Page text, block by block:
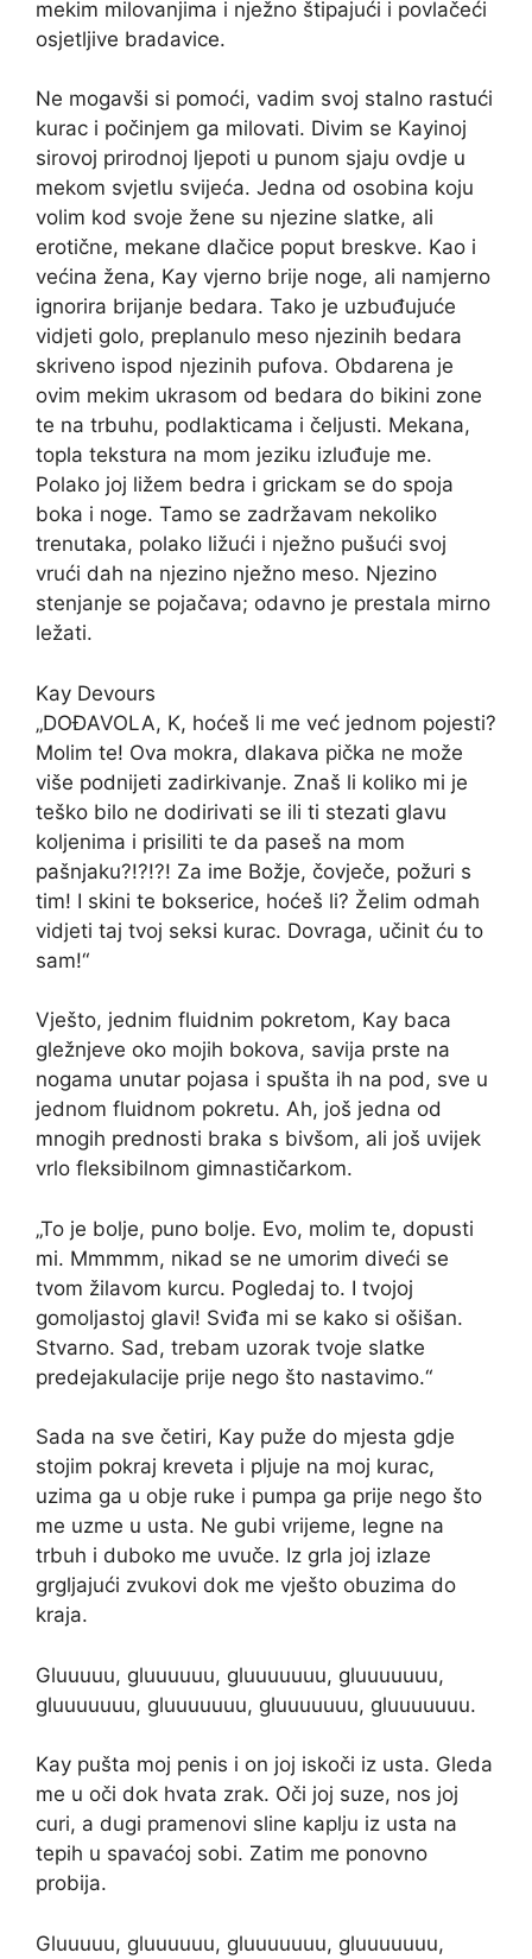
mekim milovanjima i nježno štipajući i povlačeći
osjetljive bradavice.
Ne mogavši ​​si pomoći, vadim svoj stalno rastući
kurac i počinjem ga milovati. Divim se Kayinoj
sirovoj prirodnoj ljepoti u punom sjaju ovdje u
mekom svjetlu svijeća. Jedna od osobina koju
volim kod svoje žene su njezine slatke, ali
erotične, mekane dlačice poput breskve. Kao i
većina žena, Kay vjerno brije noge, ali namjerno
ignorira brijanje bedara. Tako je uzbuđujuće
vidjeti golo, preplanulo meso njezinih bedara
skriveno ispod njezinih pufova. Obdarena je
ovim mekim ukrasom od bedara do bikini zone
te na trbuhu, podlakticama i čeljusti. Mekana,
topla tekstura na mom jeziku izluđuje me.
Polako joj ližem bedra i grickam se do spoja
boka i noge. Tamo se zadržavam nekoliko
trenutaka, polako ližući i nježno pušući svoj
vrući dah na njezino nježno meso. Njezino
stenjanje se pojačava; odavno je prestala mirno
ležati.
Kay Devours
„DOĐAVOLA, K, hoćeš li me već jednom pojesti?
Molim te! Ova mokra, dlakava pička ne može
više podnijeti zadirkivanje. Znaš li koliko mi je
teško bilo ne dodirivati ​​se ili ti stezati glavu
koljenima i prisiliti te da paseš na mom
pašnjaku?!?!?! Za ime Božje, čovječe, požuri s
tim! I skini te bokserice, hoćeš li? Želim odmah
vidjeti taj tvoj seksi kurac. Dovraga, učinit ću to
sam!“
Vješto, jednim fluidnim pokretom, Kay baca
gležnjeve oko mojih bokova, savija prste na
nogama unutar pojasa i spušta ih na pod, sve u
jednom fluidnom pokretu. Ah, još jedna od
mnogih prednosti braka s bivšom, ali još uvijek
vrlo fleksibilnom gimnastičarkom.
„To je bolje, puno bolje. Evo, molim te, dopusti
mi. Mmmmm, nikad se ne umorim diveći se
tvom žilavom kurcu. Pogledaj to. I tvojoj
gomoljastoj glavi! Sviđa mi se kako si ošišan.
Stvarno. Sad, trebam uzorak tvoje slatke
predejakulacije prije nego što nastavimo.“
Sada na sve četiri, Kay puže do mjesta gdje
stojim pokraj kreveta i pljuje na moj kurac,
uzima ga u obje ruke i pumpa ga prije nego što
me uzme u usta. Ne gubi vrijeme, legne na
trbuh i duboko me uvuče. Iz grla joj izlaze
grgljajući zvukovi dok me vješto obuzima do
kraja.
Gluuuuu, gluuuuuu, gluuuuuuu, gluuuuuuu,
gluuuuuuu, gluuuuuuu, gluuuuuuu, gluuuuuuu.
Kay pušta moj penis i on joj iskoči iz usta. Gleda
me u oči dok hvata zrak. Oči joj suze, nos joj
curi, a dugi pramenovi sline kaplju iz usta na
tepih u spavaćoj sobi. Zatim me ponovno
probija.
Gluuuuu, gluuuuuu, gluuuuuuu, gluuuuuuu,